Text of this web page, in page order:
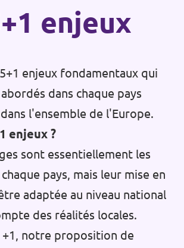
enjeux
enjeux fondamentaux qui
dans chaque pays
l'ensemble de l'Europe.
enjeux ?
sont essentiellement les
pays, mais leur mise en
adaptée au niveau national
des réalités locales.
+1, notre proposition de